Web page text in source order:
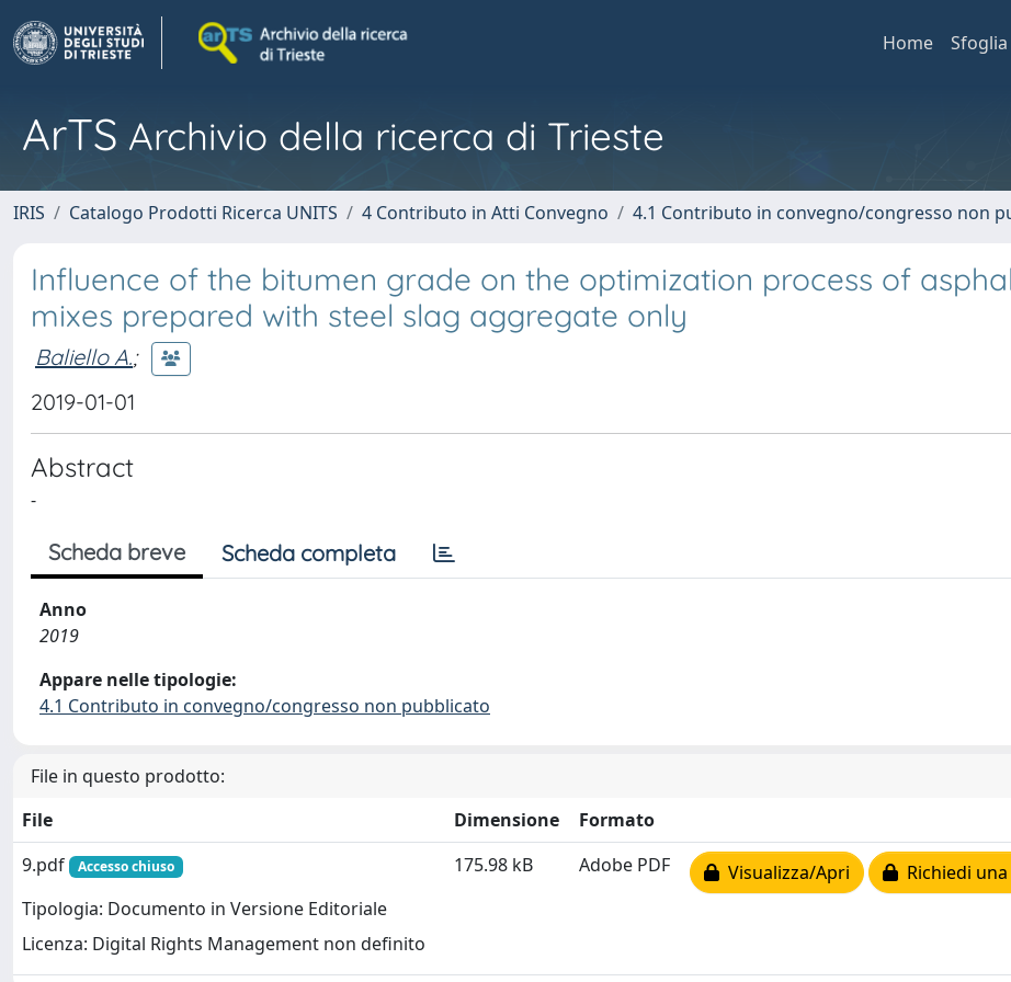
Home Sfoglia
ArTS Archivio della ricerca di Trieste
IRIS Catalogo Prodotti Ricerca UNITS 4 Contributo in Atti Convegno 4.1 Contributo in convegno/congresso non
Influence of the bitumen grade on the optimization process of
mixes prepared with steel slag aggregate only
Baliello A.;
2019-01-01
Abstract
-
Scheda breve Scheda completa
Anno
2019
Appare nelle tipologie:
4.1 Contributo in convegno/congresso non pubblicato
File in questo prodotto:
File
Dimensione
Formato
9.pdf
Accesso chiuso
Tipologia: Documento in Versione Editoriale
Licenza: Digital Rights Management non definito
175.98 kB Adobe PDF Visualizza/Apri Richiedi